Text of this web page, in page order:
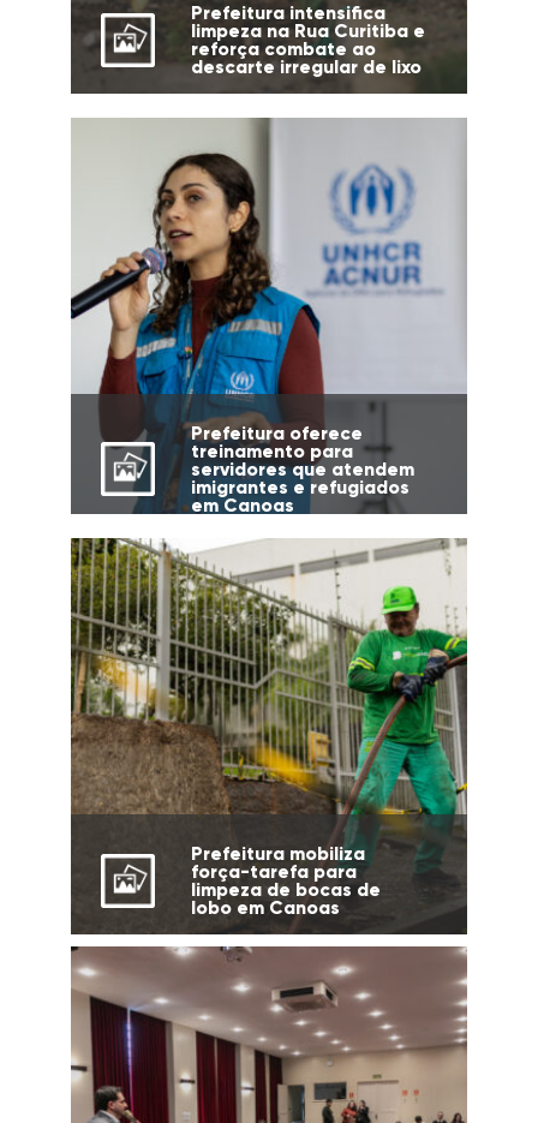
Prefeitura intensifica
limpeza na Rua Curitiba e
reforça combate ao
descarte irregular de lixo
Prefeitura oferece
treinamento para
servidores que atendem
imigrantes e refugiados
em Canoas
Prefeitura mobiliza
força-tarefa para
limpeza de bocas de
lobo em Canoas